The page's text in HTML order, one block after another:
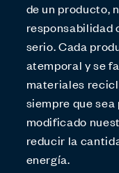
de un producto,
responsabilidad
serio. Cada
atemporal y se
materiales
siempre que sea
modificado
reducir la
energía.